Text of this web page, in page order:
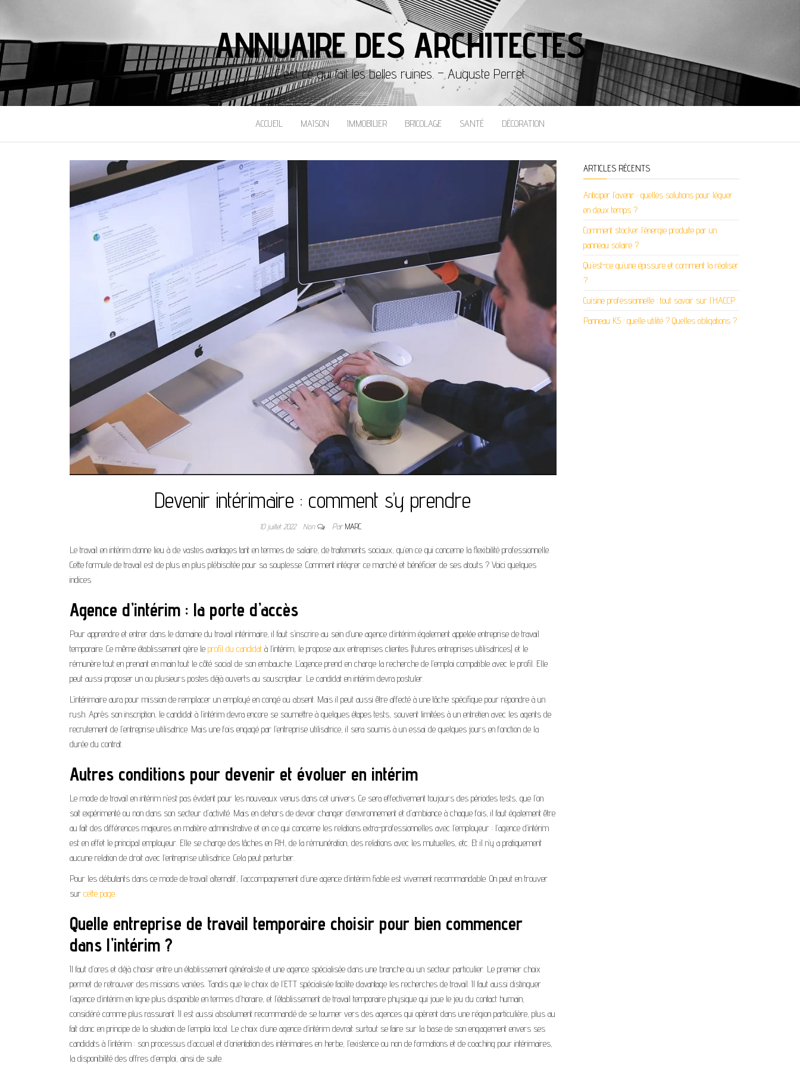
ANNUAIRE DES ARCHITECTES
C'est ce qui fait les belles ruines. – Auguste Perret
ACCUEIL MAISON IMMOBILIER BRICOLAGE SANTÉ DÉCORATION
Devenir intérimaire : comment s’y prendre
10 juillet 2022 Non ParMARC
Le travail en intérim donne lieu à de vastes avantages tant en termes de salaire, de traitements sociaux, qu’en ce qui concerne la flexibilité professionnelle.
Cette formule de travail est de plus en plus plébiscitée pour sa souplesse. Comment intégrer ce marché et bénéficier de ses atouts ? Voici quelques
indices.
Agence d’intérim : la porte d’accès
Pour apprendre et entrer dans le domaine du travail intérimaire, il faut s’inscrire au sein d’une agence d’intérim également appelée entreprise de travail
temporaire. Ce même établissement gère le profil du candidat à l’intérim, le propose aux entreprises clientes (futures entreprises utilisatrices) et le
rémunère tout en prenant en main tout le côté social de son embauche. L’agence prend en charge la recherche de l’emploi compatible avec le profil. Elle
peut aussi proposer un ou plusieurs postes déjà ouverts au souscripteur. Le candidat en intérim devra postuler.
L’intérimaire aura pour mission de remplacer un employé en congé ou absent. Mais il peut aussi être affecté à une tâche spécifique pour répondre à un
rush. Après son inscription, le candidat à l’intérim devra encore se soumettre à quelques étapes tests, souvent limitées à un entretien avec les agents de
recrutement de l’entreprise utilisatrice. Mais une fois engagé par l’entreprise utilisatrice, il sera soumis à un essai de quelques jours en fonction de la
durée du contrat.
Autres conditions pour devenir et évoluer en intérim
Le mode de travail en intérim n’est pas évident pour les nouveaux venus dans cet univers. Ce sera effectivement toujours des périodes tests, que l’on
soit expérimenté ou non dans son secteur d’activité. Mais en dehors de devoir changer d’environnement et d’ambiance à chaque fois, il faut également être
au fait des différences majeures en matière administrative et en ce qui concerne les relations extra-professionnelles avec l’employeur : l’agence d’intérim
est en effet le principal employeur. Elle se charge des tâches en RH, de la rémunération, des relations avec les mutuelles, etc. Et il n’y a pratiquement
aucune relation de droit avec l’entreprise utilisatrice. Cela peut perturber.
Pour les débutants dans ce mode de travail alternatif, l’accompagnement d’une agence d’intérim fiable est vivement recommandable. On peut en trouver
sur cette page.
Quelle entreprise de travail temporaire choisir pour bien commencer
dans l’intérim ?
Il faut d’ores et déjà choisir entre un établissement généraliste et une agence spécialisée dans une branche ou un secteur particulier. Le premier choix
permet de retrouver des missions variées. Tandis que le choix de l’ETT spécialisée facilite davantage les recherches de travail. Il faut aussi distinguer
l’agence d’intérim en ligne plus disponible en termes d’horaire, et l’établissement de travail temporaire physique qui joue le jeu du contact humain,
considéré comme plus rassurant. Il est aussi absolument recommandé de se tourner vers des agences qui opèrent dans une région particulière, plus au
fait donc en principe de la situation de l’emploi local. Le choix d’une agence d’intérim devrait surtout se faire sur la base de son engagement envers ses
candidats à l’intérim : son processus d’accueil et d’orientation des intérimaires en herbe, l’existence ou non de formations et de coaching pour intérimaires,
la disponibilité des offres d’emploi, ainsi de suite.
ARTICLES RÉCENTS
Anticiper l’avenir : quelles solutions pour léguer
en deux temps ?
Comment stocker l’énergie produite par un
panneau solaire ?
Qu’est-ce qu’une épissure et comment la réaliser
?
Cuisine professionnelle : tout savoir sur l’HACCP
Panneau K5 : quelle utilité ? Quelles obligations ?